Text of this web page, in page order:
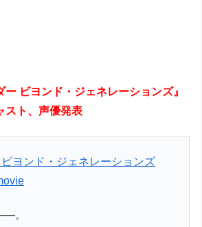
ビヨンド・ジェネレーションズ』
ト、声優発表
ヨンド・ジェネレーションズ
。